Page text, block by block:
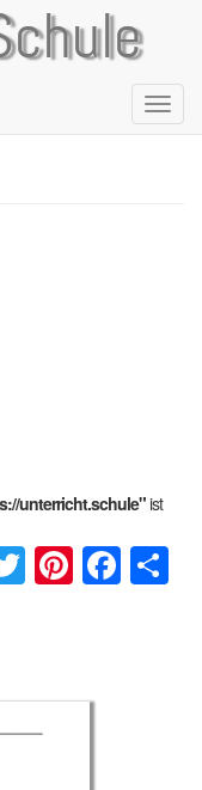
unterricht.schule"ist
Twitter